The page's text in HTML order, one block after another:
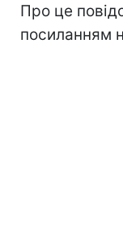
Про це
посиланням